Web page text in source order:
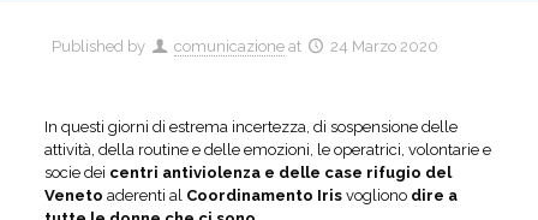
Published by comunicazione at 24 Marzo 2020
In questi giorni di estrema incertezza, di sospensione delle
attività, della routine e delle emozioni, le operatrici, volontarie e
socie dei centri antiviolenza e delle case rifugio del
Veneto aderenti al Coordinamento Irisvogliono dire a